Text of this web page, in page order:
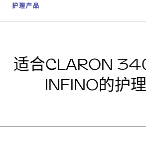
护理产品
适合CLARON
INFINO的护